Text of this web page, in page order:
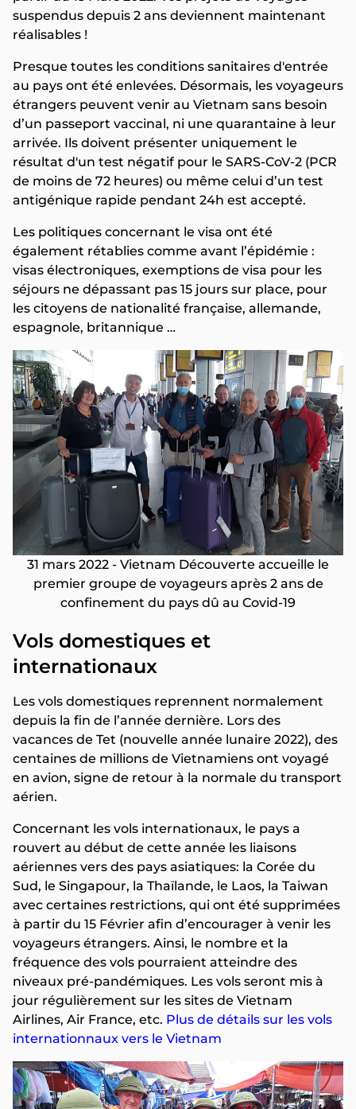
suspendus depuis 2 ans deviennent maintenant
réalisables !
Presque toutes les conditions sanitaires d'entrée
au pays ont été enlevées. Désormais, les voyageurs
étrangers peuvent venir au Vietnam sans besoin
d’un passeport vaccinal, ni une quarantaine à leur
arrivée. Ils doivent présenter uniquement le
résultat d'un test négatif pour le SARS-CoV-2 (PCR
de moins de 72 heures) ou même celui d’un test
antigénique rapide pendant 24h est accepté.
Les politiques concernant le visa ont été
également rétablies comme avant l’épidémie :
visas électroniques, exemptions de visa pour les
séjours ne dépassant pas 15 jours sur place, pour
les citoyens de nationalité française, allemande,
espagnole, britannique …
31 mars 2022 - Vietnam Découverte accueille le
premier groupe de voyageurs après 2 ans de
confinement du pays dû au Covid-19
Vols domestiques et
internationaux
Les vols domestiques reprennent normalement
depuis la fin de l’année dernière. Lors des
vacances de Tet (nouvelle année lunaire 2022), des
centaines de millions de Vietnamiens ont voyagé
en avion, signe de retour à la normale du transport
aérien.
Concernant les vols internationaux, le pays a
rouvert au début de cette année les liaisons
aériennes vers des pays asiatiques: la Corée du
Sud, le Singapour, la Thaïlande, le Laos, la Taiwan
avec certaines restrictions, qui ont été supprimées
à partir du 15 Février afin d’encourager à venir les
voyageurs étrangers. Ainsi, le nombre et la
fréquence des vols pourraient atteindre des
niveaux pré-pandémiques. Les vols seront mis à
jour régulièrement sur les sites de Vietnam
Airlines, Air France, etc. Plus de détails sur les vols
internationnaux vers le Vietnam